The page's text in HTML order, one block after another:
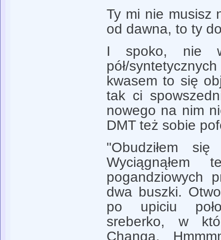
Ty mi nie musisz
od dawna, to ty
I spoko, nie
pół/
kwasem to się
tak ci
nowego na nim
DMT też sobie
"Obudziłem
pogandziowych
dwa buszki.
po upiciu
sreberko, w
Changa.